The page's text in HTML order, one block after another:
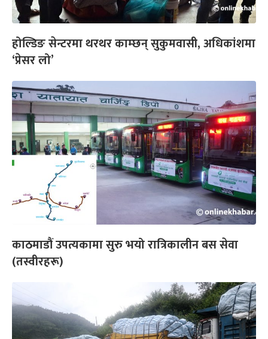
होल्डिङ सेन्टरमा थरथर काम्छन् सुकुमवासी, अधिकांशमा
‘प्रेसर लो’
काठमाडौं उपत्यकामा सुरु भयो रात्रिकालीन बस सेवा
(तस्वीरहरू)